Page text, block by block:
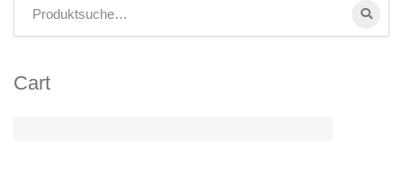
Cart